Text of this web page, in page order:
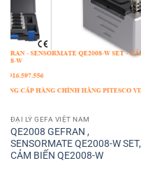
ĐẠI LÝ GEFA VIỆT NAM
QE2008 GEFRAN ,
SENSORMATE QE2008-W SET,
CẢM BIẾN QE2008-W